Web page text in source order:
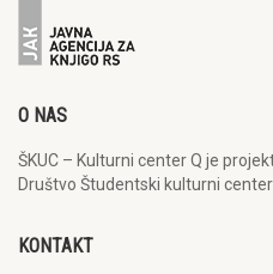
O NAS
ŠKUC – Kulturni center Q je
Društvo Študentski kulturni center
KONTAKT